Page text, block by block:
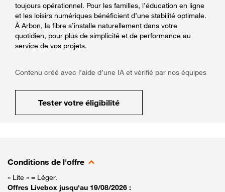
toujours opérationnel. Pour les familles, l’éducation en ligne
et les loisirs numériques bénéficient d’une stabilité optimale.
À Arbon, la fibre s’installe naturellement dans votre
quotidien, pour plus de simplicité et de performance au
service de vos projets.
Contenu créé avec l’aide d’une IA et vérifié par nos équipes
Tester votre éligibilité
Conditions de l'offre
« Lite » = Léger.
Offres Livebox jusqu'au 19/08/2026 :